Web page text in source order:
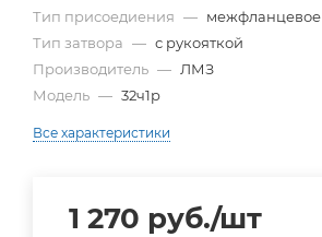
Тип присоедиения — межфланцевое
Тип затвора — с рукояткой
Производитель — ЛМЗ
Модель — 32ч1р
Все характеристики
1 270 руб./шт